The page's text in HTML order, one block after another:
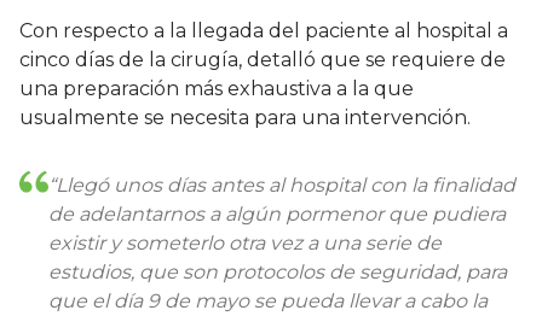
Con respecto a la llegada del paciente al hospital a
cinco días de la cirugía, detalló que se requiere de
una preparación más exhaustiva a la que
usualmente se necesita para una intervención.
“Llegó unos días antes al hospital con la finalidad
de adelantarnos a algún pormenor que pudiera
existir y someterlo otra vez a una serie de
estudios, que son protocolos de seguridad, para
que el día 9 de mayo se pueda llevar a cabo la